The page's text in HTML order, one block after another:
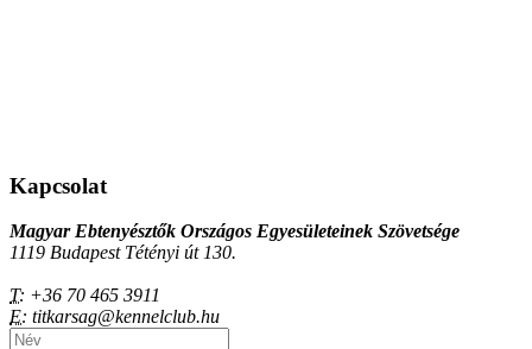
Kapcsolat
Magyar Ebtenyésztők Országos Egyesületeinek Szövetsége
1119 Budapest Tétényi út 130.
T: +36 70 465 3911
E: titkarsag@kennelclub.hu